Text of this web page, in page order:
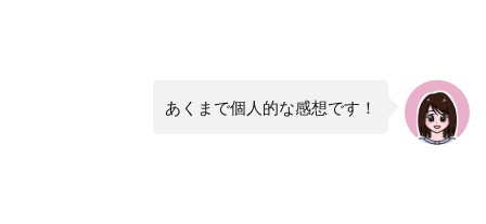
あくまで個人的な感想です！